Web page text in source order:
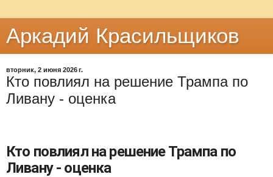
Аркадий Красильщиков
вторник, 2 июня 2026 г.
Кто повлиял на решение Трампа по
Ливану - оценка
Кто повлиял на решение Трампа по
Ливану - оценка